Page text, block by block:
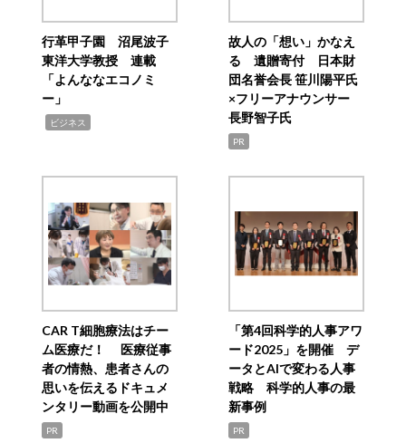
行革甲子園 沼尾波子
東洋大学教授 連載
「よんななエコノミ
ー」
ビジネス
故人の「想い」かなえ
る 遺贈寄付 日本財
団名誉会長 笹川陽平氏
×フリーアナウンサー
長野智子氏
PR
CAR T細胞療法はチー
ム医療だ！ 医療従事
者の情熱、患者さんの
思いを伝えるドキュメ
ンタリー動画を公開中
PR
「第4回科学的人事アワ
ード2025」を開催 デ
ータとAIで変わる人事
戦略 科学的人事の最
新事例
PR